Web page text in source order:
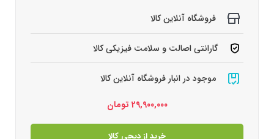
فروشگاه آنلاین کالا
گارانتی اصالت و سلامت فیزیکی کالا
موجود در انبار فروشگاه آنلاین کالا
29,900,000 تومان
خرید از دیجی کالا